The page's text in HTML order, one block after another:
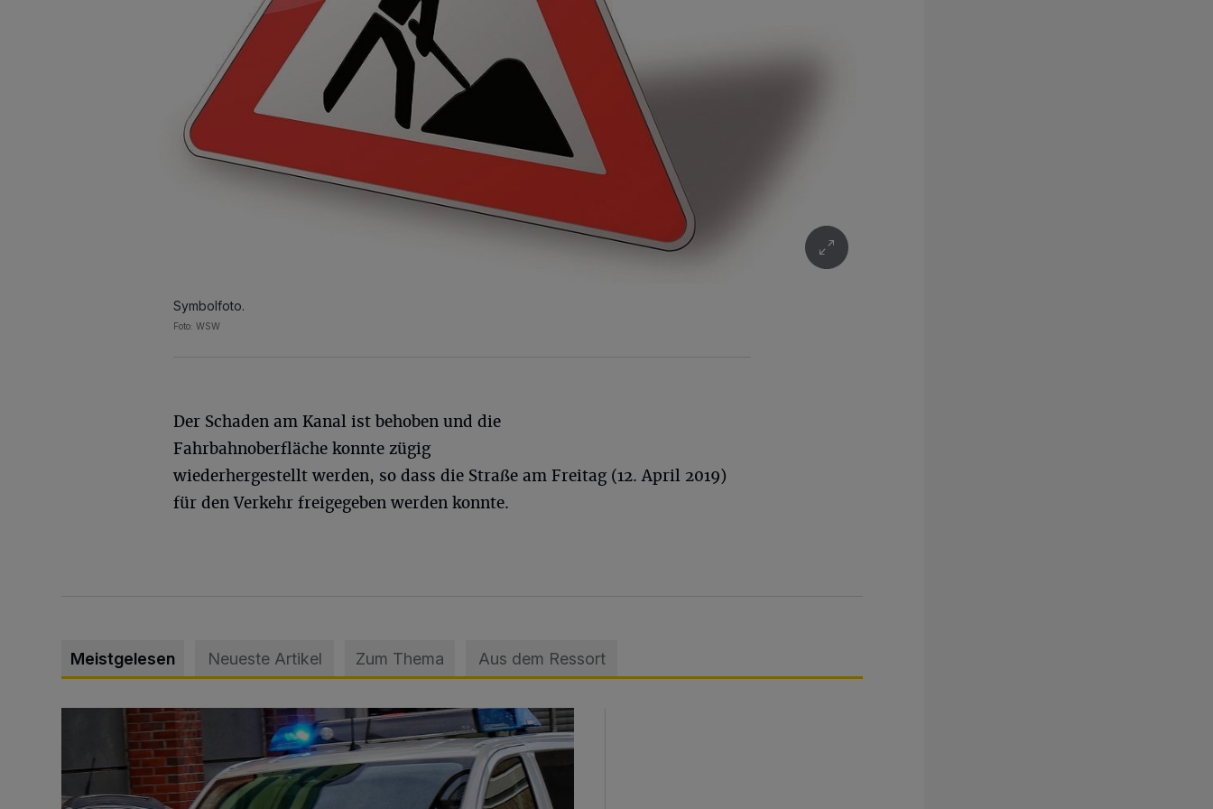
Symbolfoto.
Foto: WSW
Der Schaden am Kanal ist behoben und die
Fahrbahnoberfläche konnte zügig
wiederhergestellt werden, so dass die Straße am Freitag (12. April 2019)
für den Verkehr freigegeben werden konnte.
Meistgelesen Neueste Artikel Zum Thema Aus dem Ressort
Mann beschädigt Autos in Parkhaus